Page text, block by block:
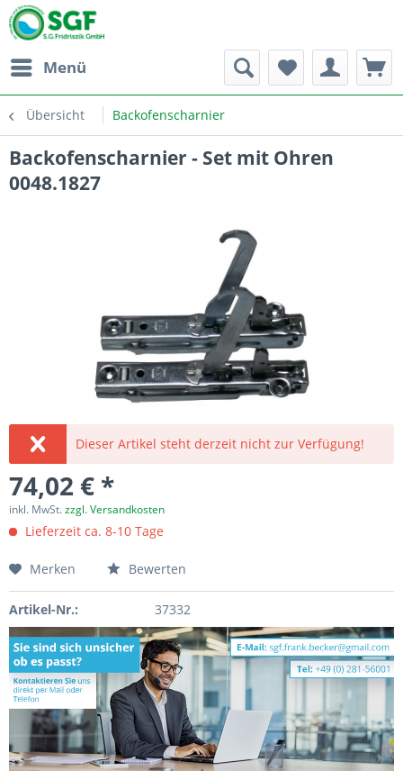
Menü
Übersicht Backofenscharnier
Backofenscharnier - Set mit Ohren
0048.1827
Dieser Artikel steht derzeit nicht zur Verfügung!
74,02 € *
inkl. MwSt.zzgl. Versandkosten
Lieferzeit ca. 8-10 Tage
Merken Bewerten
Artikel-Nr.: 37332